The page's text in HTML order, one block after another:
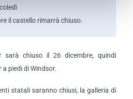
il castello rimarrà chiuso.
sarà chiuso il 26 dicembre, quindi
piedi di Windsor.
statali saranno chiusi, la galleria di